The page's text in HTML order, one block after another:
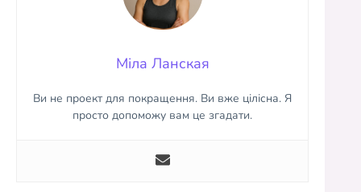
Міла Ланская
Ви не проект для покращення. Ви вже цілісна. Я
просто допоможу вам це згадати.